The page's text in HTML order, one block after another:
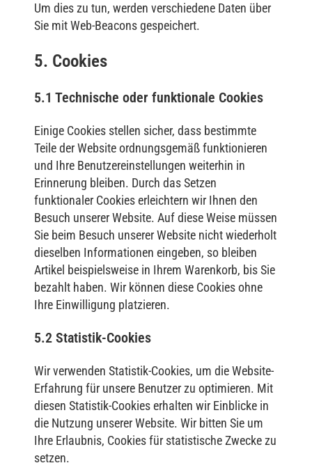
Um dies zu tun, werden verschiedene Daten über
Sie mit Web-Beacons gespeichert.
5. Cookies
5.1 Technische oder funktionale Cookies
Einige Cookies stellen sicher, dass bestimmte
Teile der Website ordnungsgemäß funktionieren
und Ihre Benutzereinstellungen weiterhin in
Erinnerung bleiben. Durch das Setzen
funktionaler Cookies erleichtern wir Ihnen den
Besuch unserer Website. Auf diese Weise müssen
Sie beim Besuch unserer Website nicht wiederholt
dieselben Informationen eingeben, so bleiben
Artikel beispielsweise in Ihrem Warenkorb, bis Sie
bezahlt haben. Wir können diese Cookies ohne
Ihre Einwilligung platzieren.
5.2 Statistik-Cookies
Wir verwenden Statistik-Cookies, um die Website-
Erfahrung für unsere Benutzer zu optimieren. Mit
diesen Statistik-Cookies erhalten wir Einblicke in
die Nutzung unserer Website. Wir bitten Sie um
Ihre Erlaubnis, Cookies für statistische Zwecke zu
setzen.